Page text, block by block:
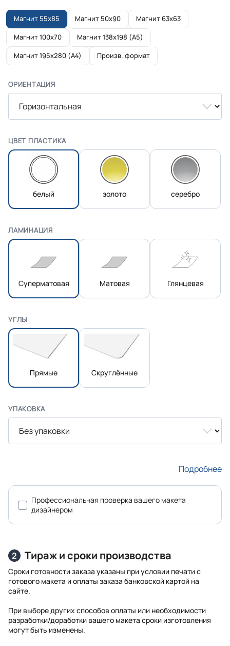
Магнит 55x85 Магнит 50x90
Магнит 63x63
Магнит 100x70
Магнит 138x198 (A5)
Магнит 195x280 (A4)
Произв. формат
ОРИЕНТАЦИЯ
ЦВЕТ ПЛАСТИКА
белый золото серебро
ЛАМИНАЦИЯ
Суперматовая Матовая Глянцевая
УГЛЫ
Прямые Скруглённые
УПАКОВКА
Подробнее
Профессиональная проверка вашего макета
дизайнером
2 Тираж и сроки производства
Сроки готовности заказа указаны при условии печати с
готового макета и оплаты заказа банковской картой на
сайте.
При выборе других способов оплаты или необходимости
разработки/доработки вашего макета сроки изготовления
могут быть изменены.